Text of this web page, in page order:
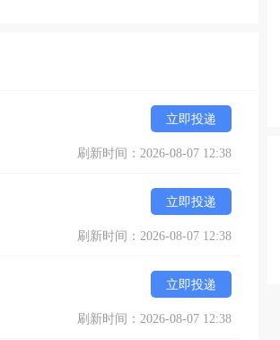
立即投递
刷新时间：2026-08-07 12:38
立即投递
刷新时间：2026-08-07 12:38
立即投递
刷新时间：2026-08-07 12:38